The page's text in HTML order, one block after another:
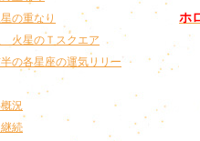
ホ
の重なり
星のＴスクエア
の各星座の運気リリー
況
続